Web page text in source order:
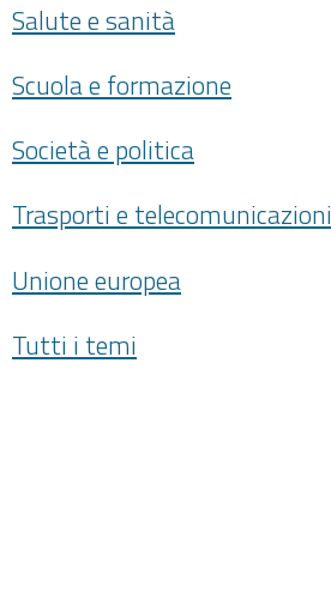
Salute e sanità
Scuola e formazione
Società e politica
Trasporti e telecomunicazioni
Unione europea
Tutti i temi